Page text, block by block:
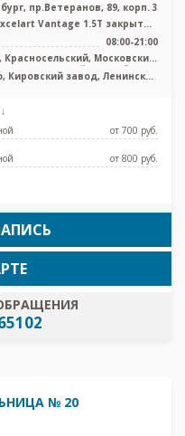
пр.Ветеранов, 89, корп. 3
Vantage 1.5T закрытый
тип, УЗИ
08:00-21:00
Красносельский, Московский,
Петродворцовый, Лен. область
Кировский завод, Ленинский
от 700 pуб.
от 800 pуб.
№ 20